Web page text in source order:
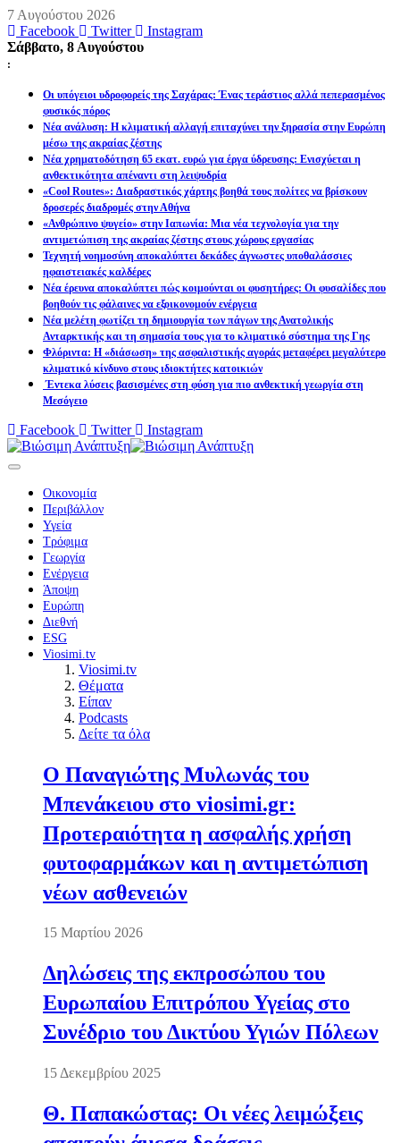
7 Αυγούστου 2026
Facebook
Twitter
Instagram
Σάββατο, 8 Αυγούστου
:
Οι υπόγειοι υδροφορείς της Σαχάρας: Ένας τεράστιος αλλά πεπερασμένος
φυσικός πόρος
Νέα ανάλυση: Η κλιματική αλλαγή επιταχύνει την ξηρασία στην Ευρώπη
μέσω της ακραίας ζέστης
Νέα χρηματοδότηση 65 εκατ. ευρώ για έργα ύδρευσης: Ενισχύεται η
ανθεκτικότητα απέναντι στη λειψυδρία
«Cool Routes»: Διαδραστικός χάρτης βοηθά τους πολίτες να βρίσκουν
δροσερές διαδρομές στην Αθήνα
«Ανθρώπινο ψυγείο» στην Ιαπωνία: Μια νέα τεχνολογία για την
αντιμετώπιση της ακραίας ζέστης στους χώρους εργασίας
Τεχνητή νοημοσύνη αποκαλύπτει δεκάδες άγνωστες υποθαλάσσιες
ηφαιστειακές καλδέρες
Νέα έρευνα αποκαλύπτει πώς κοιμούνται οι φυσητήρες: Οι φυσαλίδες που
βοηθούν τις φάλαινες να εξοικονομούν ενέργεια
Νέα μελέτη φωτίζει τη δημιουργία των πάγων της Ανατολικής
Ανταρκτικής και τη σημασία τους για το κλιματικό σύστημα της Γης
Φλόριντα: Η «διάσωση» της ασφαλιστικής αγοράς μεταφέρει μεγαλύτερο
κλιματικό κίνδυνο στους ιδιοκτήτες κατοικιών
Έντεκα λύσεις βασισμένες στη φύση για πιο ανθεκτική γεωργία στη
Μεσόγειο
Facebook Twitter Instagram
Οικονομία
Περιβάλλον
Υγεία
Τρόφιμα
Γεωργία
Ενέργεια
Άποψη
Ευρώπη
Διεθνή
ESG
Viosimi.tv
Viosimi.tv
Θέματα
Είπαν
Podcasts
Δείτε τα όλα
Ο Παναγιώτης Μυλωνάς του
Μπενάκειου στο viosimi.gr:
Προτεραιότητα η ασφαλής χρήση
φυτοφαρμάκων και η αντιμετώπιση
νέων ασθενειών
15 Μαρτίου 2026
Δηλώσεις της εκπροσώπου του
Ευρωπαίου Επιτρόπου Υγείας στο
Συνέδριο του Δικτύου Υγιών Πόλεων
15 Δεκεμβρίου 2025
Θ. Παπακώστας: Οι νέες λειμώξεις